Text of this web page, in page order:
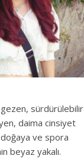
sürdürülebilir
daima cinsiyet
ve spora
beyaz yakalı.